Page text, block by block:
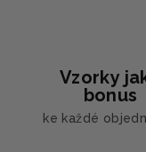
Vzorky
bonus
ke každé